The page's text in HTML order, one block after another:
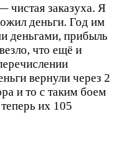
чистая заказуха. Я
деньги. Год им
деньгами, прибыль
что ещё и
вернули через 2
и то с таким боем
их 105